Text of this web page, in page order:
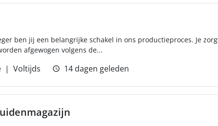
ben jij een belangrijke schakel in ons productieproces. Je
afgewogen volgens de...
Voltijds 14 dagen geleden